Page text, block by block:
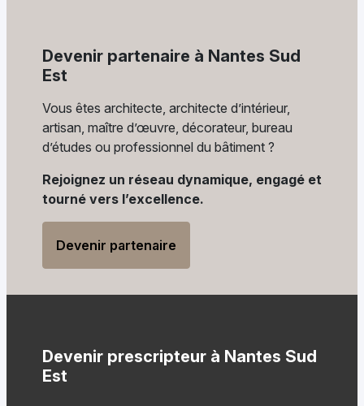
Devenir partenaire à Nantes Sud
Est
Vous êtes architecte, architecte d’intérieur,
artisan, maître d’œuvre, décorateur, bureau
d’études ou professionnel du bâtiment ?
Rejoignez un réseau dynamique, engagé et
tourné vers l’excellence.
Devenir partenaire
Devenir prescripteur à Nantes Sud
Est